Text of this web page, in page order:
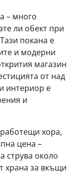
– много
ли обект при
покана е
и модерни
магазин
от над
интериор е
и
работещи хора,
цена –
струва около
храна за вкъщи